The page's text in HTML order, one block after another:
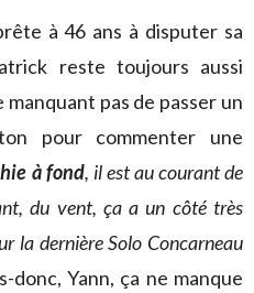
à 46 ans à disputer sa
reste toujours aussi
pas de passer un
pour commenter une
à fond, il est au courant de
du vent, ça a un côté très
la dernière Solo Concarneau
donc, Yann, ça ne manque